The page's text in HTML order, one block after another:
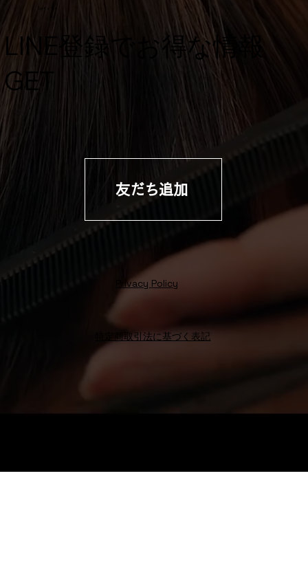
Privacy Policy
​LINE登録でお得な情報
GET
友だち追加
特定商取引法に基づく表記